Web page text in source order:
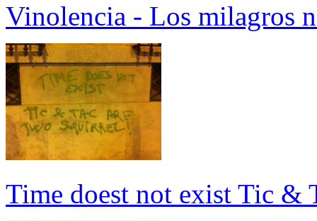
Vinolencia - Los milagros
Time doest not exist Tic &